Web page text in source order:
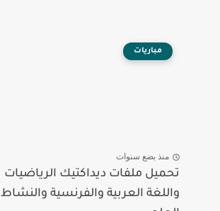
مباريات
منذ بضع سنوات
تحميل ملفات ديداكتيك الرياضيات
واللغة العربية والفرنسية والنشاط